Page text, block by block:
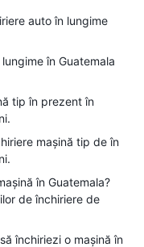
auto în lungime
în Guatemala
tip în prezent în
mașină tip de în
în Guatemala?
de închiriere de
închiriezi o mașină în